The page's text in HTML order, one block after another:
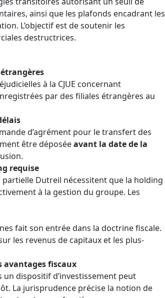
ainsi que les plafonds encadrant les
L’objectif est de soutenir les
destructrices.
à la CJUE concernant
par des filiales étrangères au
d’agrément pour le transfert des
être déposéeavant la date de la
requise
Dutreil nécessitent que la holding
à la gestion du groupe. Les
fait son entrée dans la doctrine fiscale.
les revenus de capitaux et les plus-
avantages fiscaux
dispositif d’investissement peut
La jurisprudence précise la notion de